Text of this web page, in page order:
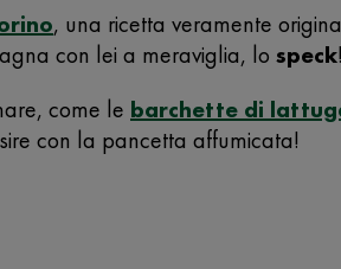
, una ricetta veramente
con lei a meraviglia, lo speck!
come le barchette di
con la pancetta affumicata!